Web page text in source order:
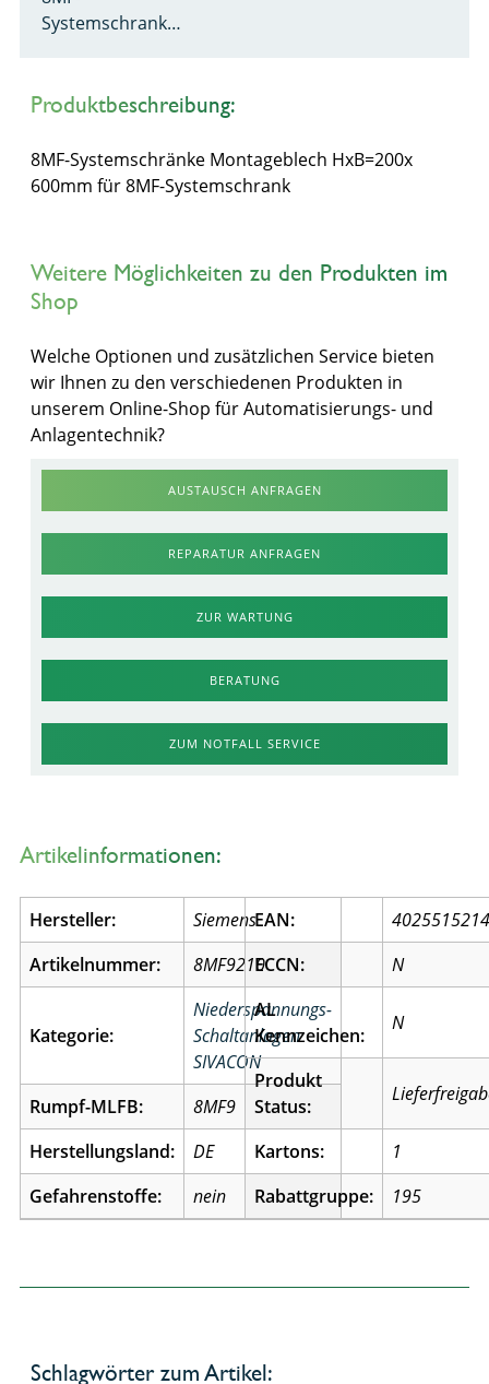
Systemschrank…
Produktbeschreibung:
8MF-Systemschränke Montageblech HxB=200x
600mm für 8MF-Systemschrank
Weitere Möglichkeiten zu den Produkten im
Shop
Welche Optionen und zusätzlichen Service bieten
wir Ihnen zu den verschiedenen Produkten in
unserem Online-Shop für Automatisierungs- und
Anlagentechnik?
AUSTAUSCH ANFRAGEN
REPARATUR ANFRAGEN
ZUR WARTUNG
BERATUNG
ZUM NOTFALL SERVICE
Artikelinformationen:
Hersteller:
Siemens
Artikelnummer:
8MF9210
Kategorie:
Niederspannungs-
Schaltanlagen
SIVACON
Rumpf-MLFB:
8MF9
Herstellungsland:
DE
Gefahrenstoffe:
nein
EAN:
ECCN:
N
AL
Kennzeichen:
N
Produkt
Status:
Kartons:
1
Rabattgruppe:
195
Schlagwörter zum Artikel: